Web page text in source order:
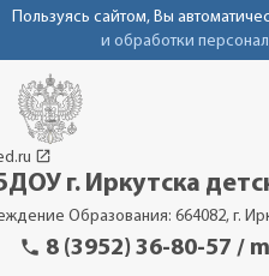
Пользуясь сайтом, Вы
и обработки
launch
г. Иркутска
Образования: 664082, г.
phone 8 (3952) 36-80-57 /